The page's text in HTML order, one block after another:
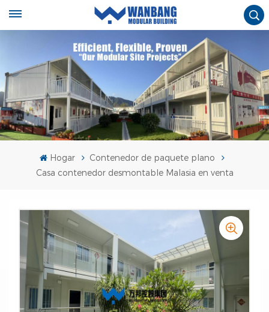
Hogar
Contenedor de paquete plano
Casa contenedor desmontable Malasia en venta